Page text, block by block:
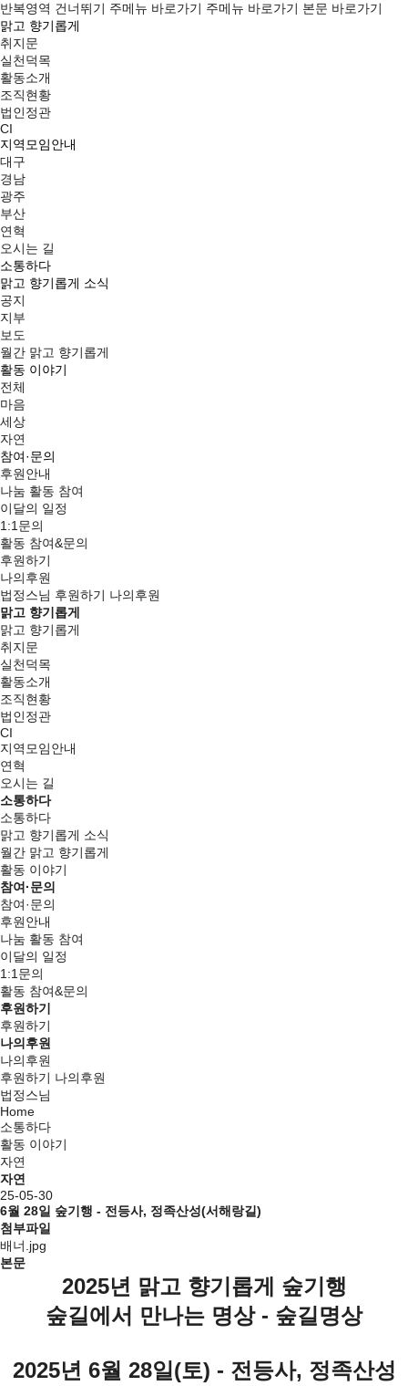
반복영역 건너뛰기 주메뉴 바로가기 주메뉴 바로가기 본문 바로가기
맑고 향기롭게
취지문
실천덕목
활동소개
조직현황
법인정관
CI
지역모임안내
대구
경남
광주
부산
연혁
오시는 길
소통하다
맑고 향기롭게 소식
공지
지부
보도
월간 맑고 향기롭게
활동 이야기
전체
마음
세상
자연
참여·문의
후원안내
나눔 활동 참여
이달의 일정
1:1문의
활동 참여&문의
후원하기
나의후원
법정스님 후원하기 나의후원
맑고 향기롭게
맑고 향기롭게
취지문
실천덕목
활동소개
조직현황
법인정관
CI
지역모임안내
연혁
오시는 길
소통하다
소통하다
맑고 향기롭게 소식
월간 맑고 향기롭게
활동 이야기
참여·문의
참여·문의
후원안내
나눔 활동 참여
이달의 일정
1:1문의
활동 참여&문의
후원하기
후원하기
나의후원
나의후원
후원하기 나의후원
법정스님
Home
소통하다
활동 이야기
자연
자연
25-05-30
6월 28일 숲기행 - 전등사, 정족산성(서해랑길)
첨부파일
배너.jpg
본문
2025년 맑고 향기롭게 숲기행
숲길에서 만나는 명상 - 숲길명상
2025년 6월 28일 (토) - 전등사, 정족산성